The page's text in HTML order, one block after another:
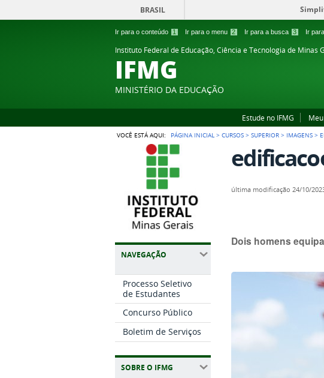
Ir para o conteúdo 1 Ir para o menu 2 Ir para a busca 3 Ir
BRASIL
Instituto Federal de Educação, Ciência e Tecnologia de Minas
IFMG
MINISTÉRIO DA EDUCAÇÃO
Estude no IFMG
VOCÊ ESTÁ AQUI: PÁGINA INICIAL >CURSOS >SUPERIOR > IMAGENS >
NAVEGAÇÃO
Processo Seletivo
de Estudantes
Concurso Público
Boletim de Serviços
SOBRE O IFMG
última modificação 24/10/
Dois homens